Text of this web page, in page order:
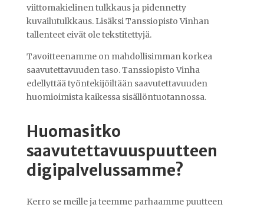
viittomakielinen tulkkaus ja pidennetty
kuvailutulkkaus. Lisäksi Tanssiopisto Vinhan
tallenteet eivät ole tekstitettyjä.
Tavoitteenamme on mahdollisimman korkea
saavutettavuuden taso. Tanssiopisto Vinha
edellyttää työntekijöiltään saavutettavuuden
huomioimista kaikessa sisällöntuotannossa.
Huomasitko
saavutettavuuspuutteen
digipalvelussamme?
Kerro se meille ja teemme parhaamme puutteen